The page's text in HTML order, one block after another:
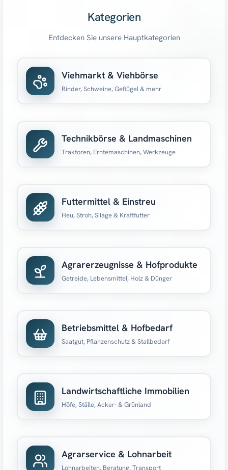
Kategorien
Entdecken Sie unsere Hauptkategorien
Viehmarkt & Viehbörse
Rinder, Schweine, Geflügel & mehr
Technikbörse & Landmaschinen
Traktoren, Erntemaschinen, Werkzeuge
Futtermittel & Einstreu
Heu, Stroh, Silage & Kraftfutter
Agrarerzeugnisse & Hofprodukte
Getreide, Lebensmittel, Holz & Dünger
Betriebsmittel & Hofbedarf
Saatgut, Pflanzenschutz & Stallbedarf
Landwirtschaftliche Immobilien
Höfe, Ställe, Acker- & Grünland
Agrarservice & Lohnarbeit
Lohnarbeiten, Beratung, Transport